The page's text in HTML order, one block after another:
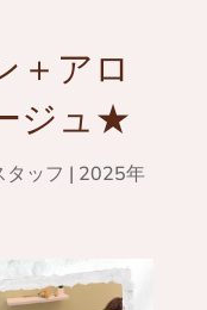
＋アロ
ジュ★
タッフ | 2025年